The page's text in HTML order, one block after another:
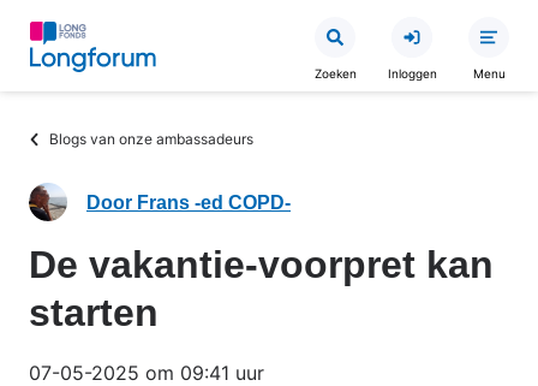
Overslaan
inhoud
gaan
Zoeken Inloggen Menu
Kruimelpad
Blogs van onze ambassadeurs
Door Frans -ed COPD-
De vakantie-voorpret kan
starten
07-05-2025 om 09:41 uur